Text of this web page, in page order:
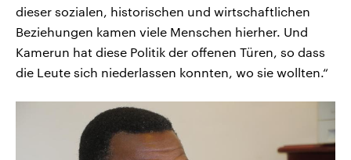
dieser sozialen, historischen und wirtschaftlichen
Beziehungen kamen viele Menschen hierher. Und
Kamerun hat diese Politik der offenen Türen, so dass
die Leute sich niederlassen konnten, wo sie wollten.“